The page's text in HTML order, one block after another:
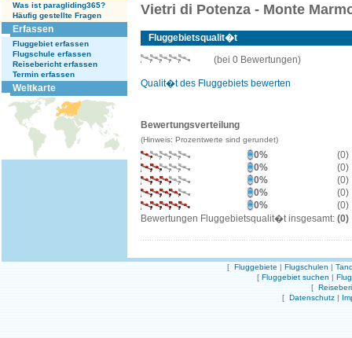
Was ist paragliding365?
Häufig gestellte Fragen
Erfassen
Fluggebiet erfassen
Flugschule erfassen
Reisebericht erfassen
Termin erfassen
Weltkarte
Vietri di Potenza - Monte
Fluggebietsqualit�t
(bei 0 Bewertungen)
Qualit�t des Fluggebiets bewerten
Bewertungsverteilung
(Hinweis: Prozentwerte sind gerundet)
0%
(0)
0%
(0)
0%
(0)
0%
(0)
0%
(0)
Bewertungen Fluggebietsqualit�t insgesamt: (0)
[ Fluggebiete | Flugschulen |
[ Fluggebiet suchen |
[
[ Datenschutz |